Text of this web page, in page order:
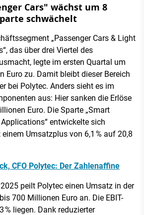
Cars" wächst um 8
schwächelt
„Passenger Cars & Light
das über drei Viertel des
legte im ersten Quartal um
Euro zu. Damit bleibt dieser Bereich
bei Polytec. Anders sieht es im
aus: Hier sanken die Erlöse
Euro. Die Sparte „Smart
entwickelte sich
Umsatzplus von 6,1 % auf 20,8
CFO Polytec: Der Zahlenaffine
peilt Polytec einen Umsatz in der
700 Millionen Euro an. Die EBIT-
% liegen. Dank reduzierter